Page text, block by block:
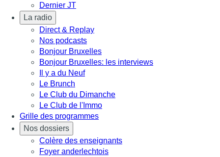
Dernier JT
La radio
Direct & Replay
Nos podcasts
Bonjour Bruxelles
Bonjour Bruxelles: les interviews
Il y a du Neuf
Le Brunch
Le Club du Dimanche
Le Club de l'Immo
Grille des programmes
Nos dossiers
Colère des enseignants
Foyer anderlechtois